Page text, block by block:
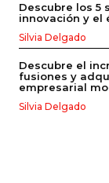
Descubre los 5
innovación y el
Silvia Delgado
Descubre el
fusiones y
empresarial
Silvia Delgado